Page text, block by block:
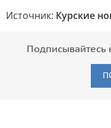
Источник: Курские
Подписывайтесь